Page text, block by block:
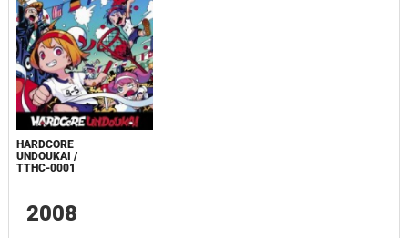
HARDCORE
UNDOUKAI /
TTHC-0001
2008